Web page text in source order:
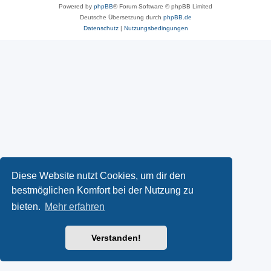
Diese Website nutzt Cookies, um dir den
bestmöglichen Komfort bei der Nutzung zu
bieten. Mehr erfahren
Verstanden!
Powered by phpBB® Forum Software © phpBB Limited
Deutsche Übersetzung durch phpBB.de
Datenschutz| Nutzungsbedingungen